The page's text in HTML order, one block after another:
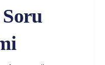
Soru